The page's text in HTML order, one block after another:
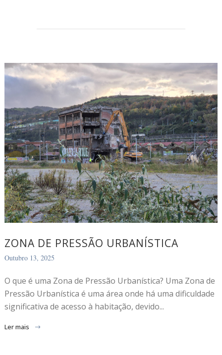
ZONA DE PRESSÃO URBANÍSTICA
Outubro 13, 2025
O que é uma Zona de Pressão Urbanística? Uma Zona de
Pressão Urbanística é uma área onde há uma dificuldade
significativa de acesso à habitação, devido...
Ler mais